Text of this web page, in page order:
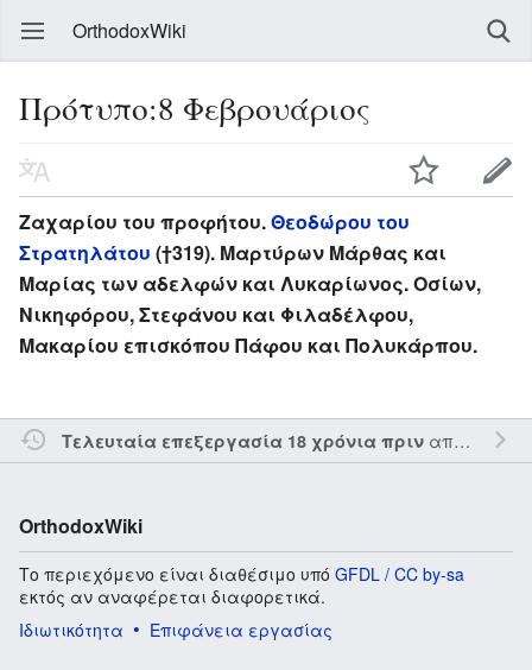
OrthodoxWiki
Πρότυπο:8 Φεβρουάριος
Ζαχαρίου του προφήτου.Θεοδώρου του
Στρατηλάτου (†319). Μαρτύρων Μάρθας και
Μαρίας των αδελφών και Λυκαρίωνος. Οσίων,
Νικηφόρου, Στεφάνου και Φιλαδέλφου,
Μακαρίου επισκόπου Πάφου και Πολυκάρπου.
Τελευταία επεξεργασία 18 χρόνια πριναπό τον την
OrthodoxWiki
Το περιεχόμενο είναι διαθέσιμο υπό GFDL / CC by-sa
εκτός αν αναφέρεται διαφορετικά.
Ιδιωτικότητα
Επιφάνεια εργασίας